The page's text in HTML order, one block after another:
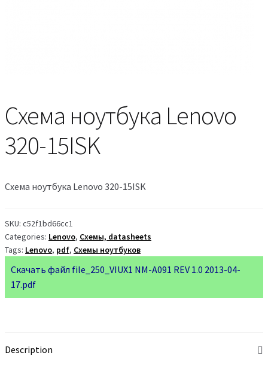
Схема ноутбука Lenovo
320-15ISK
Схема ноутбука Lenovo 320-15ISK
SKU: c52f1bd66cc1
Categories: Lenovo, Схемы, datasheets
Tags: Lenovo, pdf, Схемы ноутбуков
Скачать файл file_250_VIUX1 NM-A091 REV 1.0 2013-04-
17.pdf
Description